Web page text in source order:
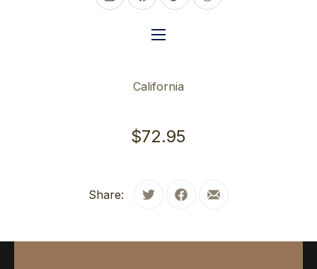
New Window
New Window
New WindowNew Window
NAVIGATION
California
$72.95
Share: Tweet Share on Facebook
Share by Email